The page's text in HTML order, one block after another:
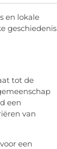
en lokale
geschiedenis
tot de
een
van
een